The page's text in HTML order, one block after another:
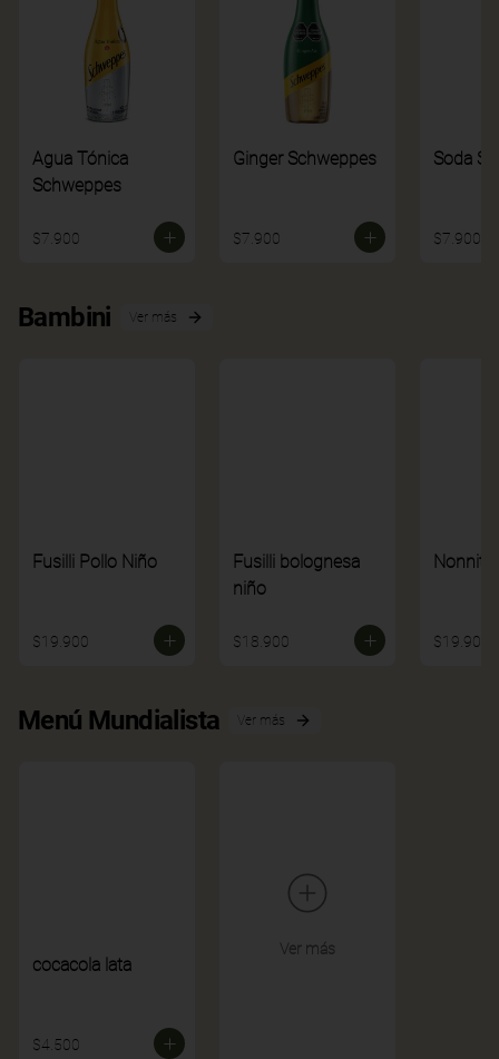
Agua Tónica
Schweppes
$7.900
Ginger Schweppes
$7.900
Soda
$7.900
Bambini Ver más
Fusilli Pollo Niño
$19.900
Fusilli bolognesa
niño
$18.900 $19.900
Menú Mundialista Ver más
cocacola lata
$4.500
Ver más